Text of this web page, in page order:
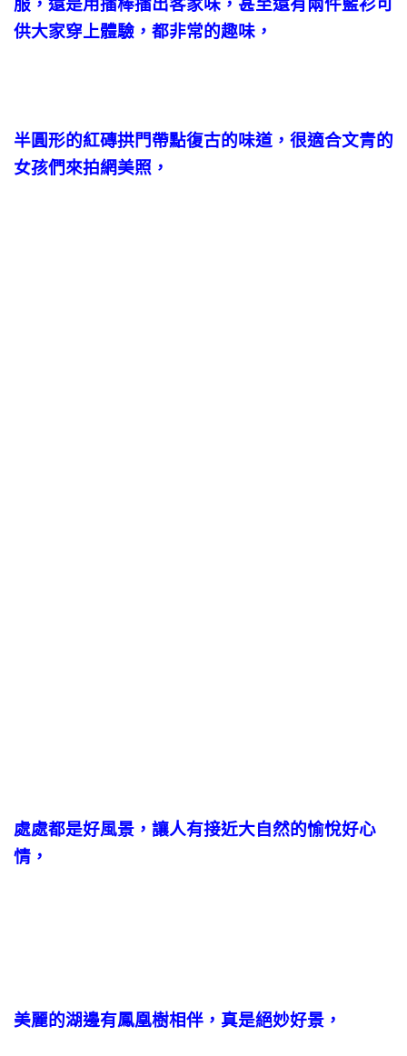
服，還是用擂棒擂出客家味，甚至還有兩件藍衫可
供大家穿上體驗，都非常的趣味，
半圓形的紅磚拱門帶點復古的味道，很適合文青的
女孩們來拍網美照，
處處都是好風景，讓人有接近大自然的愉悅好心
情，
美麗的湖邊有鳳凰樹相伴，真是絕妙好景，